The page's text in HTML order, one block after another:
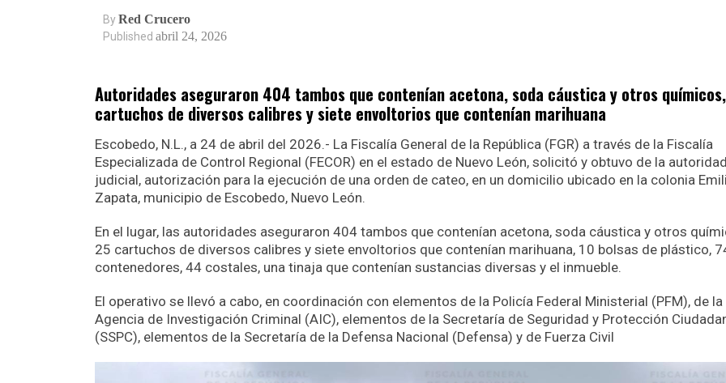
ByRed Crucero
Published abril 24, 2026
Autoridades aseguraron 404 tambos que contenían acetona, soda cáustica y otros
cartuchos de diversos calibres y siete envoltorios que contenían marihuana
Escobedo, N.L., a 24 de abril del 2026.- La Fiscalía General de la República (FGR) a través de la Fiscalía
Especializada de Control Regional (FECOR) en el estado de Nuevo León, solicitó y obtuvo de la
judicial, autorización para la ejecución de una orden de cateo, en un domicilio ubicado en la colonia
Zapata, municipio de Escobedo, Nuevo León.
En el lugar, las autoridades aseguraron 404 tambos que contenían acetona, soda cáustica y otros
25 cartuchos de diversos calibres y siete envoltorios que contenían marihuana, 10 bolsas de plástico,
contenedores, 44 costales, una tinaja que contenían sustancias diversas y el inmueble.
El operativo se llevó a cabo, en coordinación con elementos de la Policía Federal Ministerial (PFM), de la
Agencia de Investigación Criminal (AIC), elementos de la Secretaría de Seguridad y Protección
(SSPC), elementos de la Secretaría de la Defensa Nacional (Defensa) y de Fuerza Civil